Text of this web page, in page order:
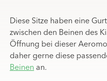
Diese Sitze haben eine
zwischen den Beinen des
Öffnung bei dieser
daher gerne diese
Beinen an.